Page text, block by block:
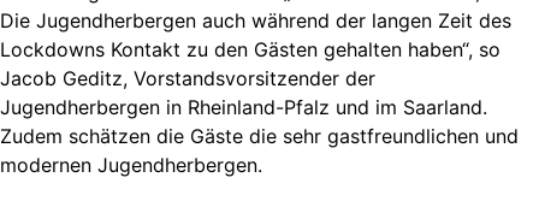
Die Jugendherbergen auch während der langen Zeit des
Lockdowns Kontakt zu den Gästen gehalten haben“, so
Jacob Geditz, Vorstandsvorsitzender der
Jugendherbergen in Rheinland-Pfalz und im Saarland.
Zudem schätzen die Gäste die sehr gastfreundlichen und
modernen Jugendherbergen.